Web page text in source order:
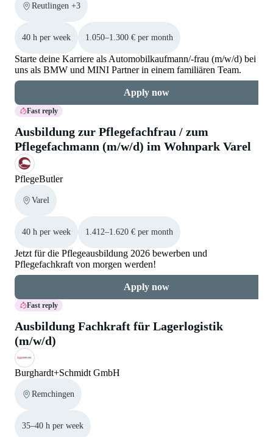
Reutlingen +3
40 h per week 1.050–1.300 € per month
Starte deine Karriere als Automobilkaufmann/-frau (m/w/d) bei
uns als BMW und MINI Partner in einem familiären Team.
Apply now
Fast reply
Ausbildung zur Pflegefachfrau / zum
Pflegefachmann (m/w/d) im Wohnpark Varel
PflegeButler
Varel
40 h per week 1.412–1.620 € per month
Jetzt für die Pflegeausbildung 2026 bewerben und
Pflegefachkraft von morgen werden!
Apply now
Fast reply
Ausbildung Fachkraft für Lagerlogistik
(m/w/d)
Burghardt+Schmidt GmbH
Remchingen
35–40 h per week